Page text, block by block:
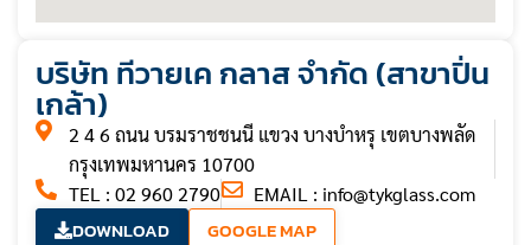
บริษัท ทีวายเค กลาส จำกัด (สาขาปิ่น
เกล้า)
2 4 6 ถนน บรมราชชนนี แขวง บางบำหรุ เขตบางพลัด
กรุงเทพมหานคร 10700
TEL : 02 960 2790
EMAIL : info@tykglass.com
DOWNLOAD GOOGLE MAP